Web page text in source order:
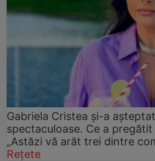
Gabriela Cristea și-a
spectaculoase. Ce a
„Astăzi vă arăt trei dintre
Rețete